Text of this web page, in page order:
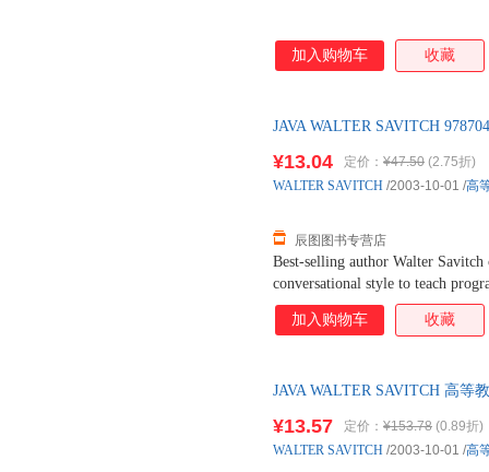
加入购物车 收藏
JAVA WALTER SAVITCH
Best-selling author Walter
conversational style to teach
techniques with Java. This
programming and important
Provides a concise,accessible
to their preferred order.
¥13.04 定价： ¥47.50 (2.75折)
辰图图书专营店
WALTER SAVITCH /2003-10-01 /高
加入购物车 收藏
JAVA WALTER SAVITCH 高等
¥13.57 定价： ¥153.78 (0.89折)
WALTER SAVITCH /2003-10-01 /高